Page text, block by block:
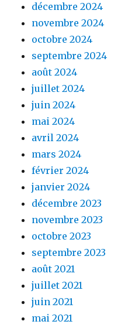
décembre 2024
novembre 2024
octobre 2024
septembre 2024
août 2024
juillet 2024
juin 2024
mai 2024
avril 2024
mars 2024
février 2024
janvier 2024
décembre 2023
novembre 2023
octobre 2023
septembre 2023
août 2021
juillet 2021
juin 2021
mai 2021